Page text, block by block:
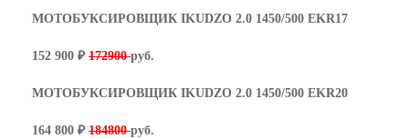
МОТОБУКСИРОВЩИК IKUDZO 2.0 1450/500 EKR17
152 900 ₽ 172900руб.
МОТОБУКСИРОВЩИК IKUDZO 2.0 1450/500 EKR20
164 800 ₽ 184800руб.